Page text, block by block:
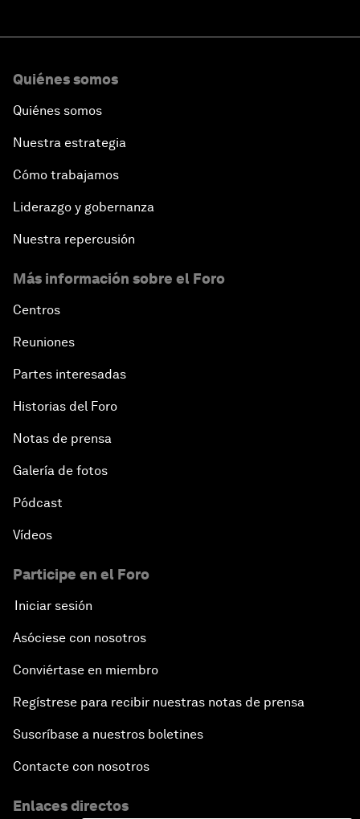
Quiénes somos
Quiénes somos
Nuestra estrategia
Cómo trabajamos
Liderazgo y gobernanza
Nuestra repercusión
Más información sobre el Foro
Centros
Reuniones
Partes interesadas
Historias del Foro
Notas de prensa
Galería de fotos
Pódcast
Vídeos
Participe en el Foro
Iniciar sesión
Asóciese con nosotros
Conviértase en miembro
Regístrese para recibir nuestras notas de prensa
Suscríbase a nuestros boletines
Contacte con nosotros
Enlaces directos